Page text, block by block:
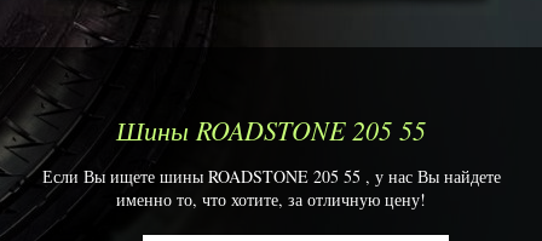
Шины ROADSTONE 205 55
Если Вы ищете шины ROADSTONE 205 55 , у нас Вы найдете
именно то, что хотите, за отличную цену!